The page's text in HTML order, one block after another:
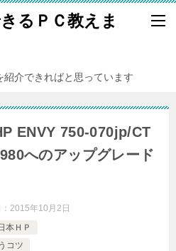
るＰＣ教えま
介できればと思っています
ENVY 750-070jp/CT
へのアップグレード
2015年10月2日
本ＨＰ
コツ